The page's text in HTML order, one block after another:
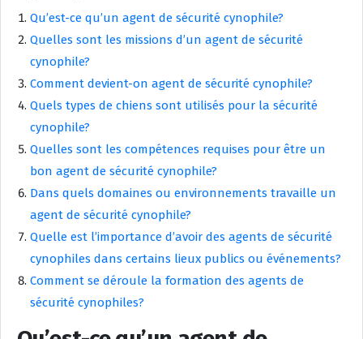
Qu’est-ce qu’un agent de sécurité cynophile?
Quelles sont les missions d’un agent de sécurité
cynophile?
Comment devient-on agent de sécurité cynophile?
Quels types de chiens sont utilisés pour la sécurité
cynophile?
Quelles sont les compétences requises pour être un
bon agent de sécurité cynophile?
Dans quels domaines ou environnements travaille un
agent de sécurité cynophile?
Quelle est l’importance d’avoir des agents de sécurité
cynophiles dans certains lieux publics ou événements?
Comment se déroule la formation des agents de
sécurité cynophiles?